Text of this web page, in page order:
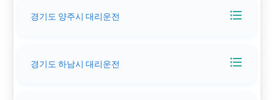
경기도 양주시 대리운전 format_list_bulleted
경기도 하남시 대리운전 format_list_bulleted